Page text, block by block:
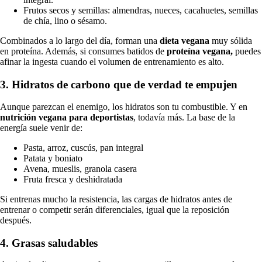
Frutos secos y semillas: almendras, nueces, cacahuetes, semillas
de chía, lino o sésamo.
Combinados a lo largo del día, forman una dieta vegana muy sólida
en proteína. Además, si consumes batidos de proteína vegana, puedes
afinar la ingesta cuando el volumen de entrenamiento es alto.
3. Hidratos de carbono que de verdad te empujen
Aunque parezcan el enemigo, los hidratos son tu combustible. Y en
nutrición vegana para deportistas, todavía más. La base de la
energía suele venir de:
Pasta, arroz, cuscús, pan integral
Patata y boniato
Avena, mueslis, granola casera
Fruta fresca y deshidratada
Si entrenas mucho la resistencia, las cargas de hidratos antes de
entrenar o competir serán diferenciales, igual que la reposición
después.
4. Grasas saludables